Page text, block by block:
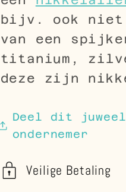
bijv. ook niet
van een
titanium,
deze zijn
Deel dit
ondernemer
Veilige Betaling